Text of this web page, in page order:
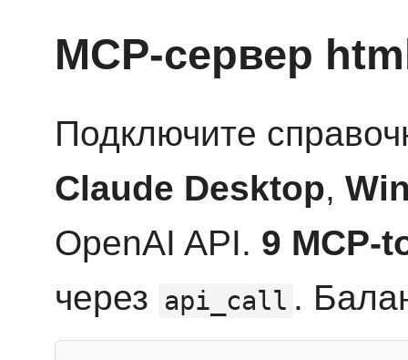
MCP-сервер
Подключите
Claude Desktop,
OpenAI API. 9 MCP-
через api_call .